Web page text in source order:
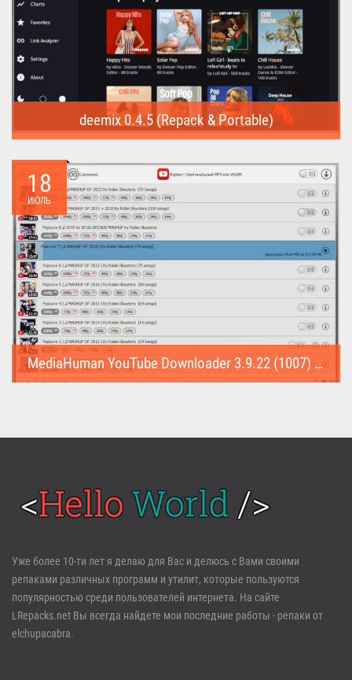
deemix 0.4.5 (Repack & Portable)
треки...
18
ИЮЛЬ
MediaHuman YouTube Downloader 3.9.22 (1007) (Repack & Portable)
Войти
Регистрация
Забыли пароль?
Уже более 10-ти лет я делаю для Вас и делюсь с Вами своими
репаками различных программ и утилит, которые пользуются
популярностью среди пользователей интернета. На сайте
LRepacks.net Вы всегда найдете мои последние работы - репаки от
elchupacabra.